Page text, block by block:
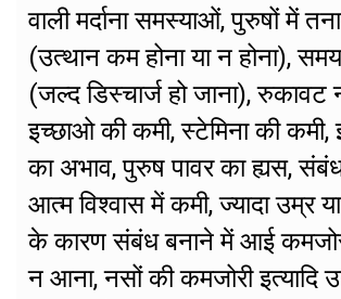
वाली मर्दाना समस्याओं, पुरुषों में
(उत्थान कम होना या न होना),
(जल्द डिस्चार्ज हो जाना), रुकावट
इच्छाओ की कमी, स्टेमिना की कमी,
का अभाव, पुरुष पावर का ह्यस,
आत्म विश्वास में कमी, ज्यादा उम्र
के कारण संबंध बनाने में आई
न आना, नसों की कमजोरी इत्यादि